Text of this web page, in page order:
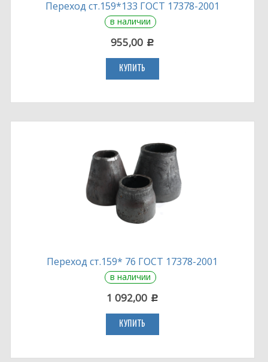
Переход ст.159*133 ГОСТ 17378-2001
в наличии
955,00 c
КУПИТЬ
Переход ст.159* 76 ГОСТ 17378-2001
в наличии
1 092,00 c
КУПИТЬ